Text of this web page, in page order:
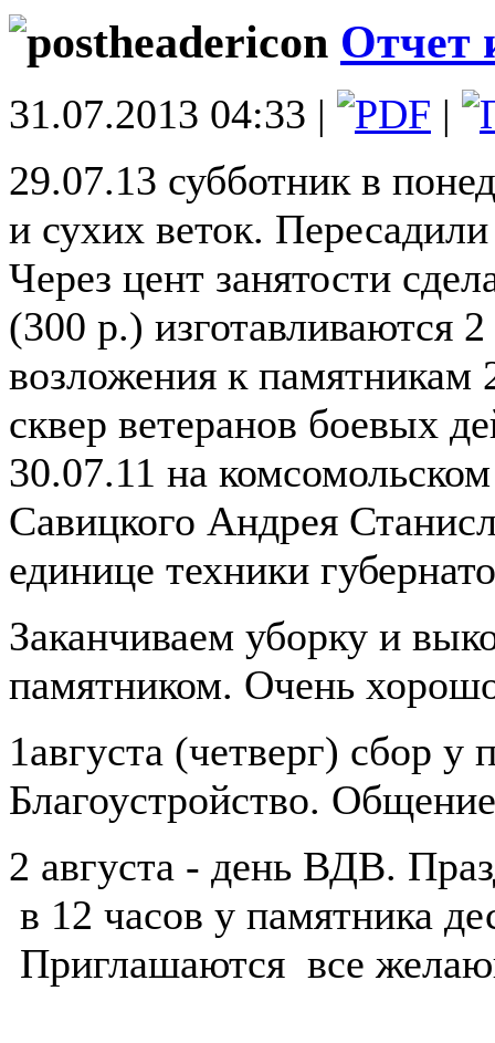
Отчет
31.07.2013 04:33 |
|
29.07.13 субботник в
и сухих веток.
Через цент занятости
(300 р.) изготавливаются
возложения к
сквер ветеранов боевых
30.07.11 на
Савицкого Андрея
единице техники
Заканчиваем уборку и
памятником. Очень
1августа (четверг) сбор у
Благоустройство.
2 августа - день ВДВ.
в 12 часов у памятника
Приглашаются все